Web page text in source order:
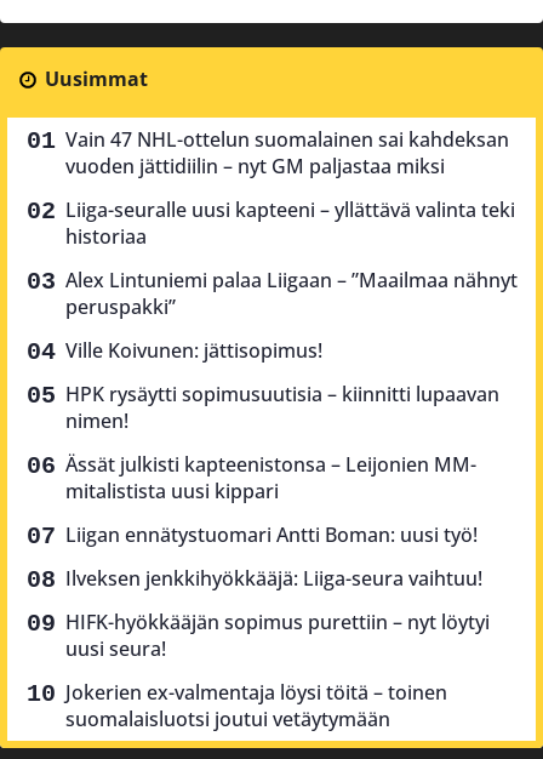
Uusimmat
Vain 47 NHL-ottelun suomalainen sai kahdeksan
vuoden jättidiilin – nyt GM paljastaa miksi
Liiga-seuralle uusi kapteeni – yllättävä valinta teki
historiaa
Alex Lintuniemi palaa Liigaan – ”Maailmaa nähnyt
peruspakki”
Ville Koivunen: jättisopimus!
HPK rysäytti sopimusuutisia – kiinnitti lupaavan
nimen!
Ässät julkisti kapteenistonsa – Leijonien MM-
mitalistista uusi kippari
Liigan ennätystuomari Antti Boman: uusi työ!
Ilveksen jenkkihyökkääjä: Liiga-seura vaihtuu!
HIFK-hyökkääjän sopimus purettiin – nyt löytyi
uusi seura!
Jokerien ex-valmentaja löysi töitä – toinen
suomalaisluotsi joutui vetäytymään